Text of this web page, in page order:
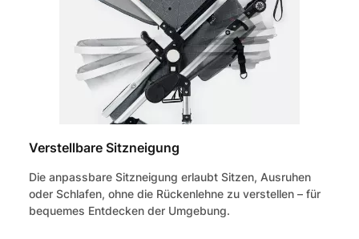
Verstellbare Sitzneigung
Die anpassbare Sitzneigung erlaubt Sitzen, Ausruhen
oder Schlafen, ohne die Rückenlehne zu verstellen – für
bequemes Entdecken der Umgebung.